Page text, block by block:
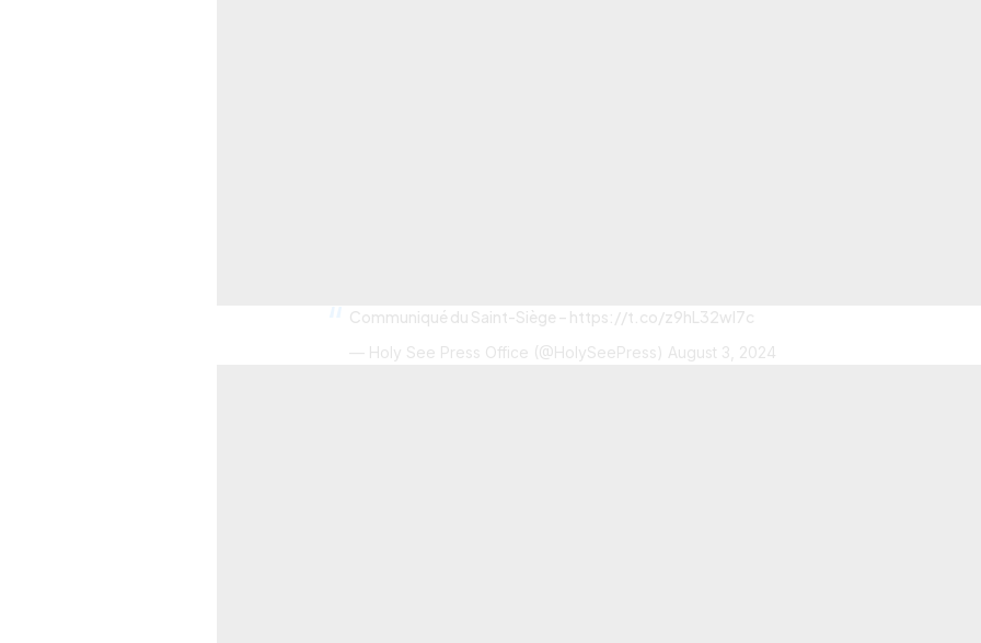
Communiqué du Saint-Siège – https://t.co/z9hL32wl7c
— Holy See Press Office (@HolySeePress) August 3, 2024